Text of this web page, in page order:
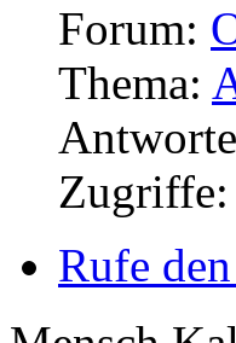
Forum:
Thema:
Zugriffe:
Rufe